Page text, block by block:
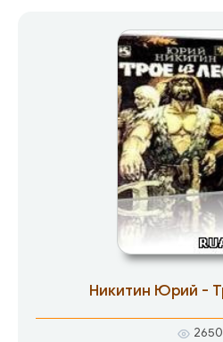
выяснить: на какие
существовала старушка,
наследство и
стоимостью в сто тысяч
берегу Финского
библиотеку? И кто это
темноте, кто пытается
старушки и отыскать
Никитин Юрий -
2650